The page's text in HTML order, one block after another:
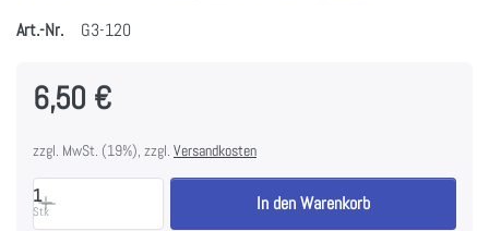
Art.-Nr.
G3-120
6,50 €
zzgl. MwSt. (19%), zzgl. Versandkosten
1
Stk In den Warenkorb